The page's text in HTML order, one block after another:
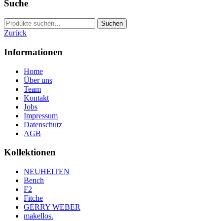
51
5310
54
565
57
58
594
602
612
631
Suche
Suche
nach:
Suchen
Zurück
Informationen
Home
Über uns
Team
Kontakt
Jobs
Impressum
Datenschutz
AGB
Kollektionen
NEUHEITEN
Bench
F2
Fitche
GERRY WEBER
makellos.